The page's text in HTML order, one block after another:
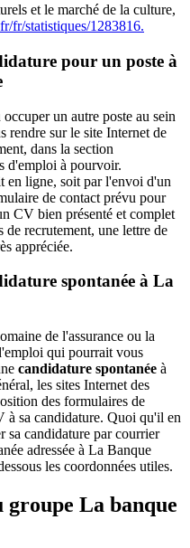
et le marché de la culture,
fr/statistiques/1283816.
pour un poste à
un autre poste au sein
rendre sur le site Internet de
dans la section
d'emploi à pourvoir.
en ligne, soit par l'envoi d'un
de contact prévu pour
CV bien présenté et complet
recrutement, une lettre de
appréciée.
spontanée à La
de l'assurance ou la
qui pourrait vous
candidature spontanée à
les sites Internet des
des formulaires de
à sa candidature. Quoi qu'il en
sa candidature par courrier
adressée à La Banque
les coordonnées utiles.
groupe La banque